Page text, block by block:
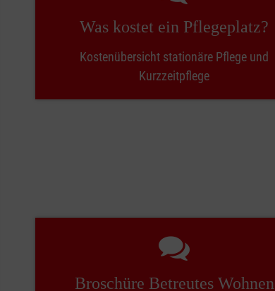
Was kostet ein Pflegeplatz?
Kostenübersicht stationäre Pflege und
Kurzzeitpflege
Broschüre Betreutes Wohnen